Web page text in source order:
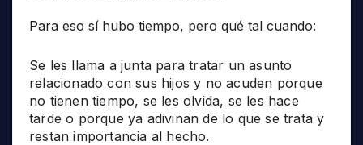
Para eso sí hubo tiempo, pero qué tal cuando:
Se les llama a junta para tratar un asunto
relacionado con sus hijos y no acuden porque
no tienen tiempo, se les olvida, se les hace
tarde o porque ya adivinan de lo que se trata y
restan importancia al hecho.